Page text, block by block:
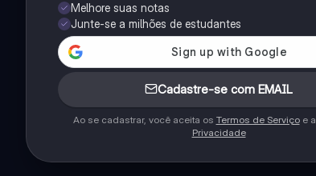
Melhore suas notas
Junte-se a milhões de estudantes
Cadastre-se com EMAIL
Ao se cadastrar, você aceita os Termos de Serviçoe a
Privacidade